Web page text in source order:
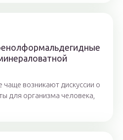
чаще возникают дискуссии о
для организма человека,